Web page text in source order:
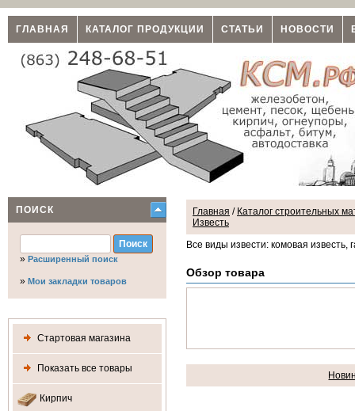
ГЛАВНАЯ КАТАЛОГ ПРОДУКЦИИ СТАТЬИ НОВОСТИ
ПОИСК
» Расширенный поиск
» Мои закладки товаров
Стартовая магазина
Показать все товары
Кирпич
Главная / Каталог строительных
Известь
Все виды извести: комовая известь,
Обзор товара